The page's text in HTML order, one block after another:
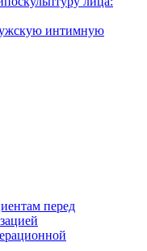
интимную
перед